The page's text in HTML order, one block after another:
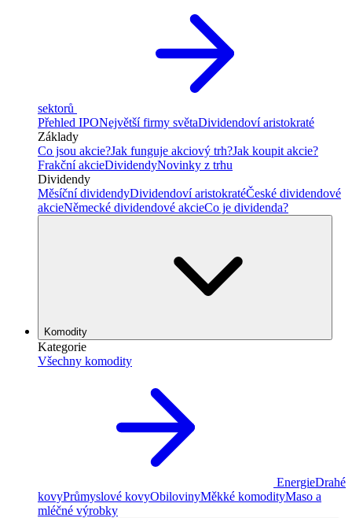
sektorů
Přehled IPONejvětší firmy světaDividendoví aristokraté
Základy
Co jsou akcie?Jak funguje akciový trh?Jak koupit akcie?
Frakční akcieDividendyNovinky z trhu
Dividendy
Měsíční dividendyDividendoví aristokratéČeské dividendové
akcieNěmecké dividendové akcieCo je dividenda?
Komodity
Kategorie
Všechny komodity
EnergieDrahé
kovyPrůmyslové kovyObilovinyMěkké komodityMaso a
mléčné výrobky